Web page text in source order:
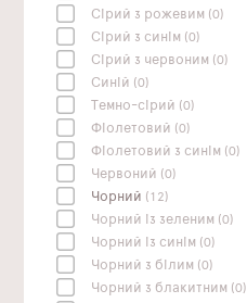
Сірий з рожевим (0)
Сірий з синім (0)
Сірий з червоним (0)
Синій (0)
Темно-сірий (0)
Фіолетовий (0)
Фіолетовий з синім (0)
Червоний (0)
Чорний (12)
Чорний із зеленим (0)
Чорний із синім (0)
Чорний з білим (0)
Чорний з блакитним (0)